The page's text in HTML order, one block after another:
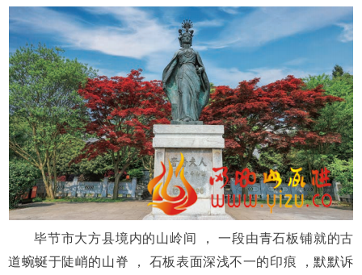
毕节市大方县境内的山岭间 ，
一段由青石板铺就的古
道蜿蜒于陡峭的山脊 ， 石板表面深浅不一的印痕
，默默诉